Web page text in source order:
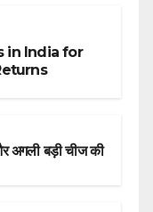
in India for
अगली बड़ी चीज की